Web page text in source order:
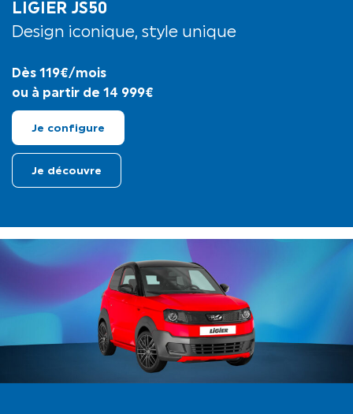
LIGIER JS50
Design iconique, style unique
Dès 119€/mois
ou à partir de 14 999€
Je configure
Je découvre